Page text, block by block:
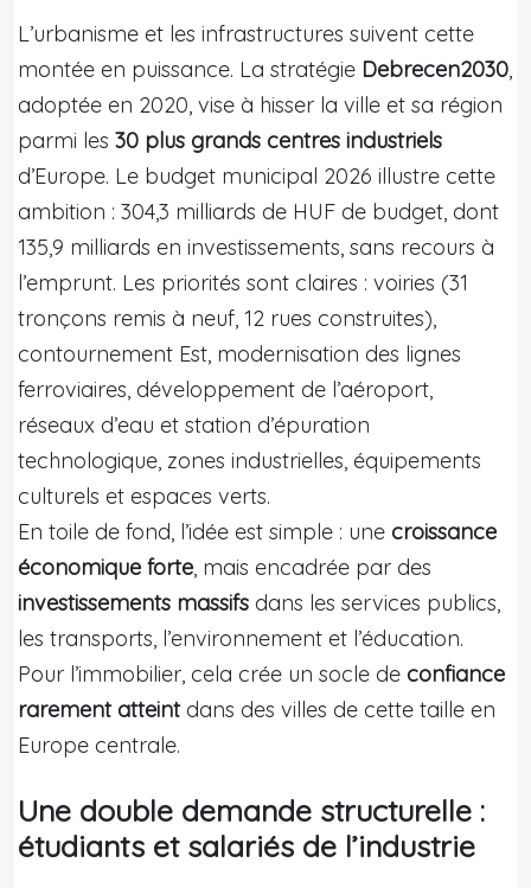
L’urbanisme et les infrastructures suivent cette
montée en puissance. La stratégie Debrecen2030,
adoptée en 2020, vise à hisser la ville et sa région
parmi les 30 plus grands centres industriels
d’Europe. Le budget municipal 2026 illustre cette
ambition : 304,3 milliards de HUF de budget, dont
135,9 milliards en investissements, sans recours à
l’emprunt. Les priorités sont claires : voiries (31
tronçons remis à neuf, 12 rues construites),
contournement Est, modernisation des lignes
ferroviaires, développement de l’aéroport,
réseaux d’eau et station d’épuration
technologique, zones industrielles, équipements
culturels et espaces verts.
En toile de fond, l’idée est simple : une croissance
économique forte, mais encadrée par des
investissements massifs dans les services publics,
les transports, l’environnement et l’éducation.
Pour l’immobilier, cela crée un socle de confiance
rarement atteintdans des villes de cette taille en
Europe centrale.
Une double demande structurelle :
étudiants et salariés de l’industrie